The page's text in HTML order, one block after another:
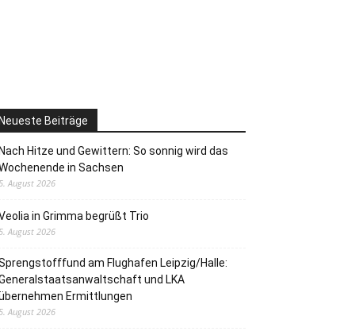
Beiträge
Hitze und Gewittern: So sonnig wird das
in Sachsen
August 2026
in Grimma begrüßt Trio
August 2026
am Flughafen Leipzig/Halle:
und LKA
Ermittlungen
August 2026